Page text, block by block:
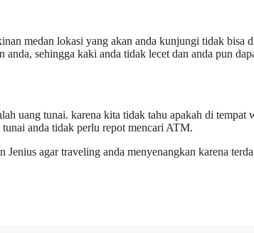
medan lokasi yang akan anda kunjungi tidak bisa
sehingga kaki anda tidak lecet dan anda pun
uang tunai. karena kita tidak tahu apakah di tempat
anda tidak perlu repot mencari ATM.
agar traveling anda menyenangkan karena